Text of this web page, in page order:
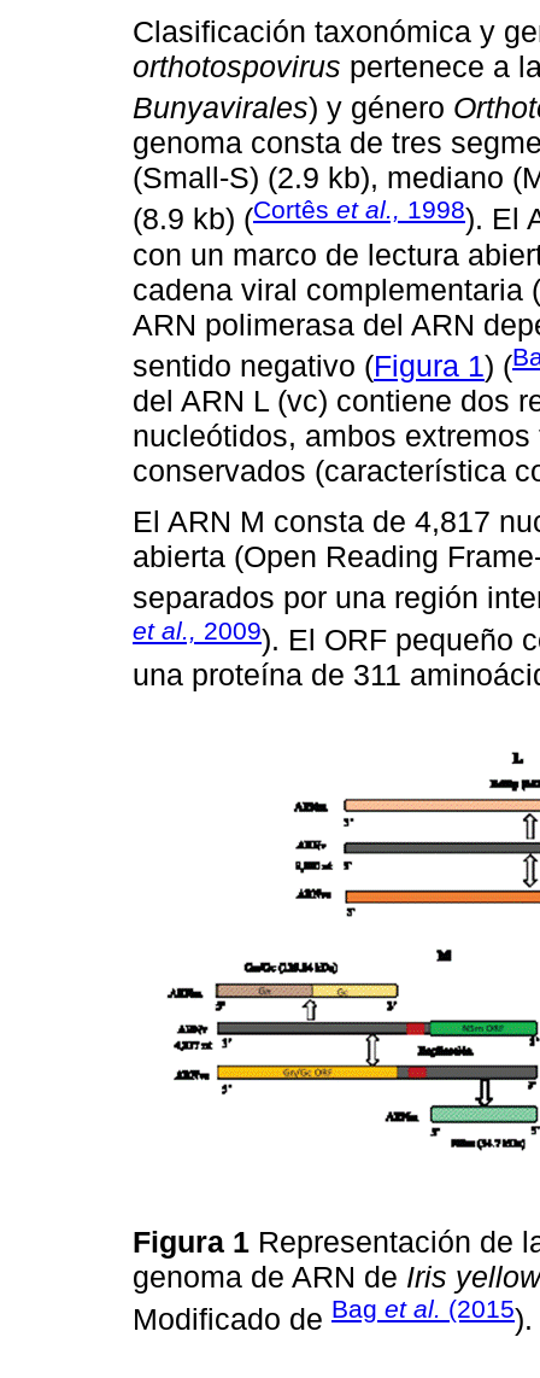
Clasificación taxonómica y
orthotospovirus pertenece a
Bunyavirales) y género
genoma consta de tres
(Small-S) (2.9 kb), mediano
(8.9 kb) (Cortês et al., 1998). El
con un marco de lectura
cadena viral complementaria
ARN polimerasa del ARN
sentido negativo (Figura 1) (
del ARN L (vc) contiene dos
nucleótidos, ambos
conservados (característica
El ARN M consta de 4,817
abierta (Open Reading
separados por una región
et al., 2009). El ORF pequeño
una proteína de 311
Figura 1 Representación de
genoma de ARN de Iris
Modificado de Bag et al. (2015).